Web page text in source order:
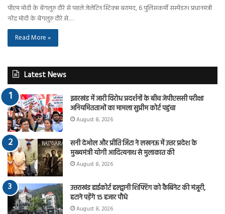
पीएम मोदी के बेंगलुरु दौरे से पहले जेलेटिन स्टिक्स बरामद, 6 पुलिसकर्मी सस्पेंडरु। प्रधानमंत्री
नरेंद्र मोदी के बेंगलुरु दौरे से…
Read More »
Latest News
झारखंड में जारी विरोध प्रदर्शनों के बीच जेपीएससी परीक्षा
अनियमितताओं का मामला सुप्रीम कोर्ट पहुंचा
August 8, 2026
सनी देओल और प्रीति जिंटा ने लखनऊ में उत्तर प्रदेश के
मुख्यमंत्री योगी आदित्यनाथ से मुलाकात की
August 8, 2026
उत्तराखंड हाईकोर्ट हल्द्वानी शिफ्टिंग को कैबिनेट की मंजूरी,
हटाने पड़ेंगे 15 हजार पौधे
August 8, 2026